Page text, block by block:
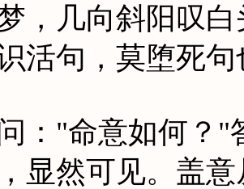
，几向斜阳叹
活句，莫堕死
"命意如何？"
显然可见。盖